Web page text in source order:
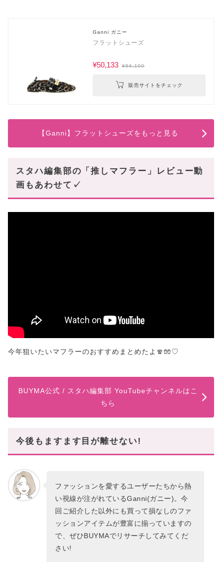
Ganni ガニー
フラットシューズ
¥50,133 ¥84,100
販売サイトをチェック
【Ganni】フラットシューズをもっと見る
スタハ編集部の「推しマフラー」レビュー動
画もあわせて✓
今年狙いたいマフラーのおすすめまとめたよ🧣🧤♡
BUYMA公式 / スタハ編集部 YouTubeチャンネルはこ
ちら
今後もますます目が離せない!
ファッションを愛するユーザーたちから熱
い視線が注がれているGanni(ガニー)。今
回ご紹介した以外にも買って損なしのファ
ッションアイテムが豊富に揃っていますの
で、ぜひBUYMAでリサーチしてみてくだ
さい!